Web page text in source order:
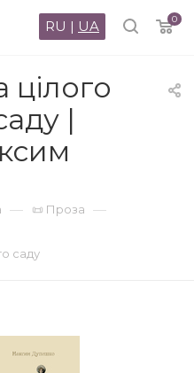
0
RU | UA
цілого
|
— 📜 Проза —
саду